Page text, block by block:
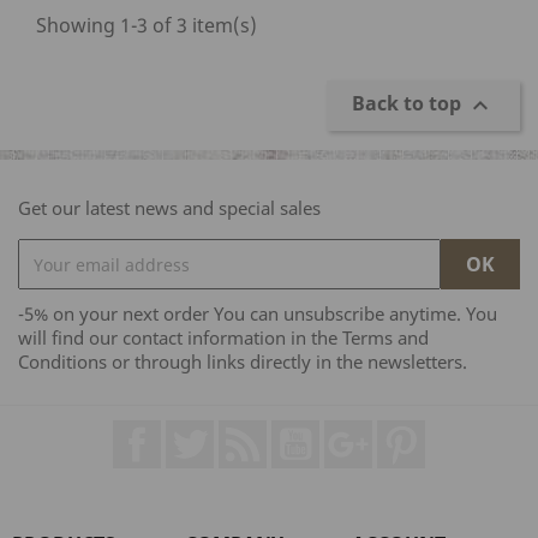
Showing 1-3 of 3 item(s)
Back to top 
Get our latest news and special sales
-5% on your next order You can unsubscribe anytime. You
will find our contact information in the Terms and
Conditions or through links directly in the newsletters.